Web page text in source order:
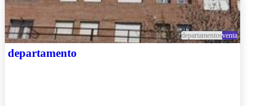
departamentosventa
departamento